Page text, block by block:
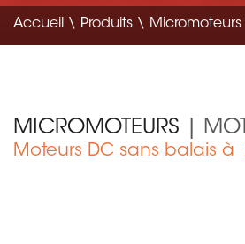
Accueil \ Produits \ Micromoteurs
MICROMOTEURS |
Moteurs DC sans balais à